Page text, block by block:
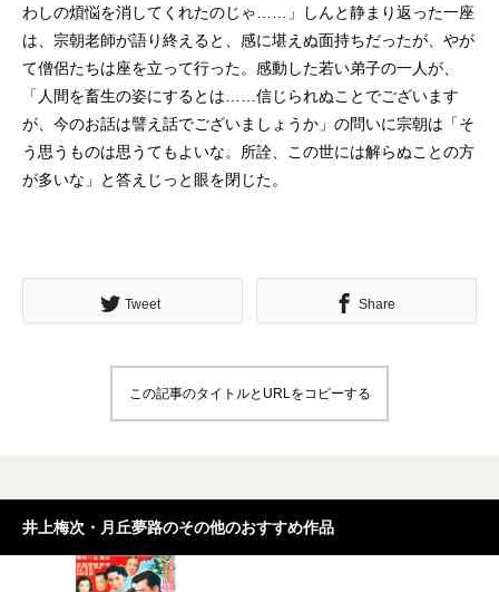
わしの煩悩を消してくれたのじゃ……」しんと静まり返った一座
は、宗朝老師が語り終えると、感に堪えぬ面持ちだったが、やが
て僧侶たちは座を立って行った。感動した若い弟子の一人が、
「人間を畜生の姿にするとは……信じられぬことでございます
が、今のお話は譬え話でございましょうか」の問いに宗朝は「そ
う思うものは思うてもよいな。所詮、この世には解らぬことの方
が多いな」と答えじっと眼を閉じた。
Tweet Share
この記事のタイトルとURLをコピーする
井上梅次・月丘夢路のその他のおすすめ作品